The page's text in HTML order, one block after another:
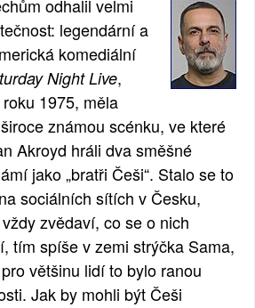
odhalil velmi
legendární a
komediální
Night Live,
1975, měla
známou scénku, ve které
Akroyd hráli dva směšné
jako „bratři Češi“. Stalo se to
sociálních sítích v Česku,
zvědaví, co se o nich
tím spíše v zemi strýčka Sama,
většinu lidí to bylo ranou
Jak by mohli být Češi